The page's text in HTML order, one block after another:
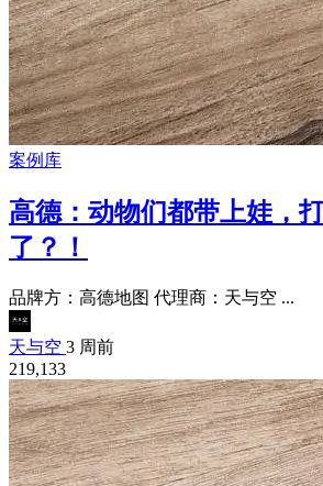
案例库
高德：动物们都带上娃，
了？！
品牌方：高德地图 代理商：天与空 ...
天与空 3 周前
219,133